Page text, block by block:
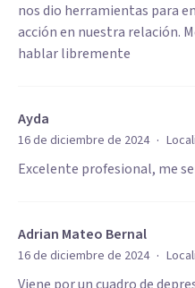
nos dio herramientas para
acción en nuestra relación.
hablar libremente
Ayda
16 de diciembre de 2024 ·
Excelente profesional, me
Adrian Mateo Bernal
16 de diciembre de 2024 ·